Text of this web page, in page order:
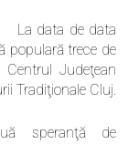
La data de data
populară trece de
Centrul Judeţean
Tradiţionale Cluj.
speranţă de